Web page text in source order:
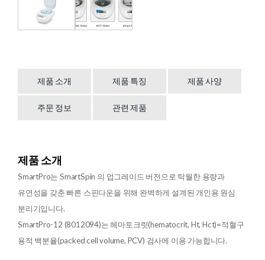
제품 소개 제품 특징 제품 사양
주문 정보 관련 제품
제품 소개
SmartPro는 SmartSpin 의 업그레이드 버전으로 탁월한 용량과
유연성을 갖춘 빠른 스핀다운을 위해 완벽하게 설계된 개인용 원심
분리기입니다.
SmartPro-12 (8012094)는 헤마토크릿(hematocrit, Ht, Hct)=적혈구
용적 백분율(packed cell volume, PCV) 검사에 이용 가능합니다.